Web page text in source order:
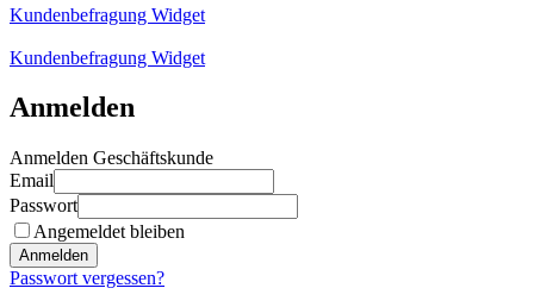
Kundenbefragung Widget
Kundenbefragung Widget
Anmelden
Anmelden Geschäftskunde
Email
Passwort
Angemeldet bleiben
Anmelden
Passwort vergessen?